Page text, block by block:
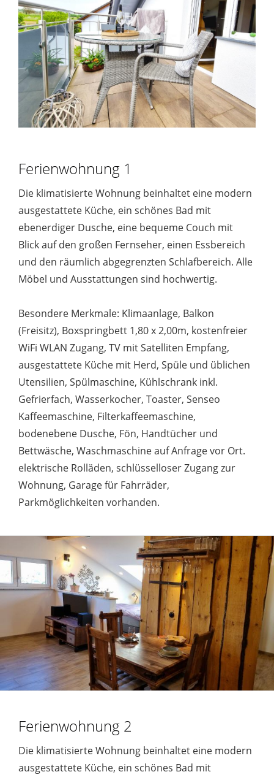
Ferienwohnung 1
Die klimatisierte Wohnung beinhaltet eine modern
ausgestattete Küche, ein schönes Bad mit
ebenerdiger Dusche, eine bequeme Couch mit
Blick auf den großen Fernseher, einen Essbereich
und den räumlich abgegrenzten Schlafbereich. Alle
Möbel und Ausstattungen sind hochwertig.
Besondere Merkmale: Klimaanlage, Balkon
(Freisitz), Boxspringbett 1,80 x 2,00m, kostenfreier
WiFi WLAN Zugang, TV mit Satelliten Empfang,
ausgestattete Küche mit Herd, Spüle und üblichen
Utensilien, Spülmaschine, Kühlschrank inkl.
Gefrierfach, Wasserkocher, Toaster, Senseo
Kaffeemaschine, Filterkaffeemaschine,
bodenebene Dusche, Fön, Handtücher und
Bettwäsche, Waschmaschine auf Anfrage vor Ort.
elektrische Rolläden, schlüsselloser Zugang zur
Wohnung, Garage für Fahrräder,
Parkmöglichkeiten vorhanden.
Ferienwohnung 2
Die klimatisierte Wohnung beinhaltet eine modern
ausgestattete Küche, ein schönes Bad mit